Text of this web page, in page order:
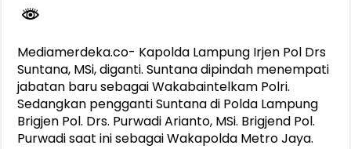
Jasa Raharja Jamin Seluruh Korban Kebakaran KM Mutiara
Purnama Wulan Sari Mirza Buka SiSeSa Roadshow Lampung
Mediamerdeka.co- Kapolda Lampung Irjen Pol Drs
Suntana, MSi, diganti. Suntana dipindah menempati
jabatan baru sebagai Wakabaintelkam Polri.
Sedangkan pengganti Suntana di Polda Lampung
Brigjen Pol. Drs. Purwadi Arianto, MSi. Brigjend Pol.
Purwadi saat ini sebagai Wakapolda Metro Jaya.